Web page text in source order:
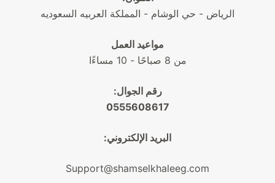
الرياض - حي الوشام - المملكة العربيه السعوديه
مواعيد العمل
من 8 صباحًا - 10 مساءًا
رقم الجوال:
0555608617
البريد الإلكتروني:
Support@shamselkhaleeg.com